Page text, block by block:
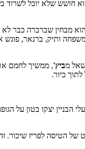
חושש שלא יוכל לשרוד
מבחין שברברה כבר לא
ותיק, ברנאר, פוגש
מביץ', ממשיך לחמם את
כיור.
הבניין יצקו בטון על
הטיסה לפריז שיכור. זה